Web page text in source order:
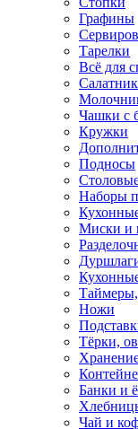
Графины
Тарелки
Всё для
Чашки с
Кружки
Подносы
Наборы
Миски и
Ножи
Тёрки,
Банки и
Чай и